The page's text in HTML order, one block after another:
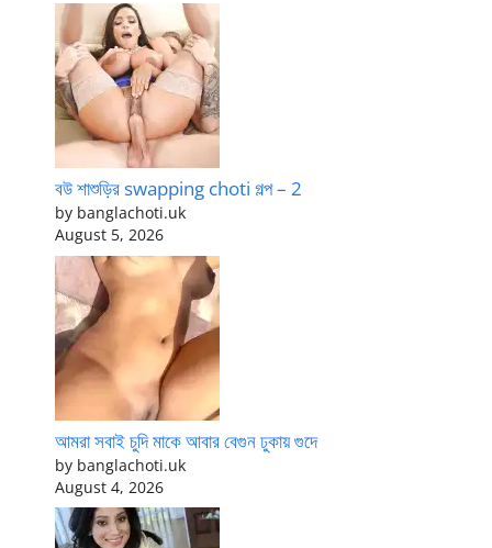
বউ শাশুড়ির swapping choti গল্প – 2
by banglachoti.uk
August 5, 2026
আমরা সবাই চুদি মাকে আবার বেগুন ঢুকায় গুদে
by banglachoti.uk
August 4, 2026